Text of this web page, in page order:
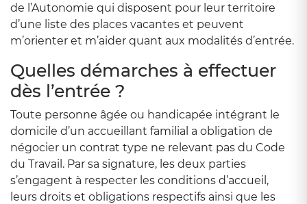
de l’Autonomie qui disposent pour leur territoire
d’une liste des places vacantes et peuvent
m’orienter et m’aider quant aux modalités d’entrée.
Quelles démarches à effectuer
dès l’entrée ?
Toute personne âgée ou handicapée intégrant le
domicile d’un accueillant familial a obligation de
négocier un contrat type ne relevant pas du Code
du Travail. Par sa signature, les deux parties
s’engagent à respecter les conditions d’accueil,
leurs droits et obligations respectifs ainsi que les